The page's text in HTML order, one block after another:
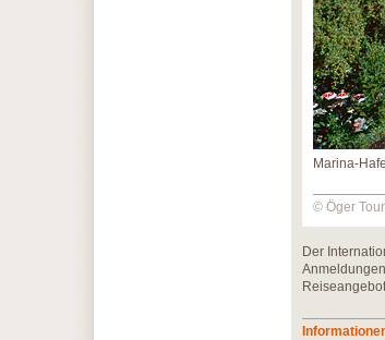
Marina-
© Öger
Der